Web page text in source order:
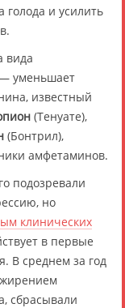
голода и усилить
вида
уменьшает
известный
(Тенуате),
(Бонтрил),
амфетаминов.
подозревали
но
клинических
в первые
В среднем за год
сбрасывали